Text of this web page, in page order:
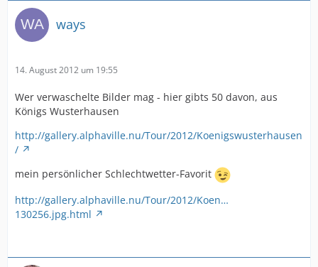
ways
14. August 2012 um 19:55
Wer verwaschelte Bilder mag - hier gibts 50 davon, aus
Königs Wusterhausen
http://gallery.alphaville.nu/Tour/2012/Koenigswusterhausen
/
mein persönlicher Schlechtwetter-Favorit
http://gallery.alphaville.nu/Tour/2012/Koen…
130256.jpg.html